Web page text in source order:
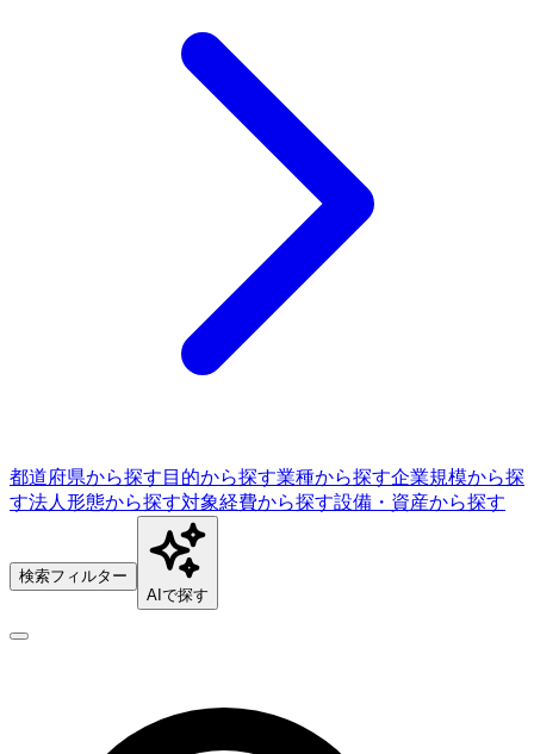
都道府県から探す 目的から探す業種から探す企業規模から探
す法人形態から探す対象経費から探す設備・資産から探す
検索フィルター
AIで探す